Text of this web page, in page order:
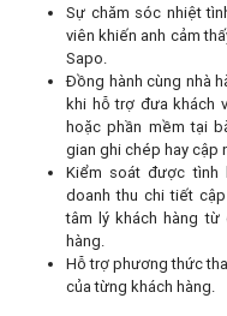
Sự chăm sóc nhiệt
viên khiến anh cảm
Sapo.
Đồng hành cùng nhà
khi hỗ trợ đưa khách
hoặc phần mềm tại
gian ghi chép hay cập
Kiểm soát được tình
doanh thu chi tiết
tâm lý khách hàng
hàng.
Hỗ trợ phương thức
của từng khách hàng.